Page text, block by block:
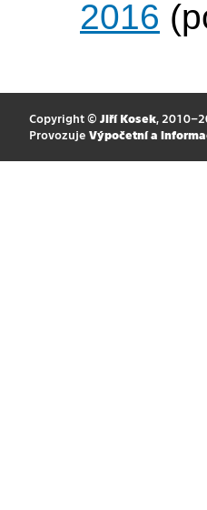
2016
Copyright © Jiří Kosek,
Provozuje Výpočetní a